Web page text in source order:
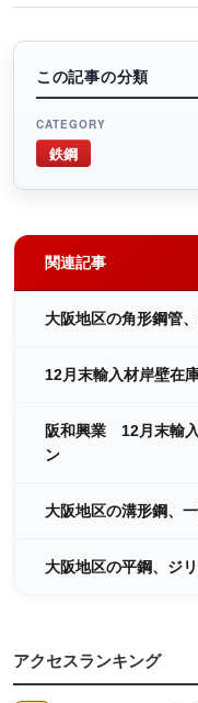
この記事の分類
CATEGORY
鉄鋼
関連記事
大阪地区の角形鋼管
12月末輸入材岸壁在
阪和興業 12月末輸
ン
大阪地区の溝形鋼、
大阪地区の平鋼、ジ
アクセスランキング